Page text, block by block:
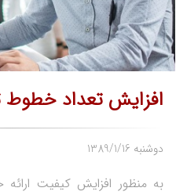
افزايش تعداد
1389/1/16 دوشنبه
به منظور افزايش كيفيت